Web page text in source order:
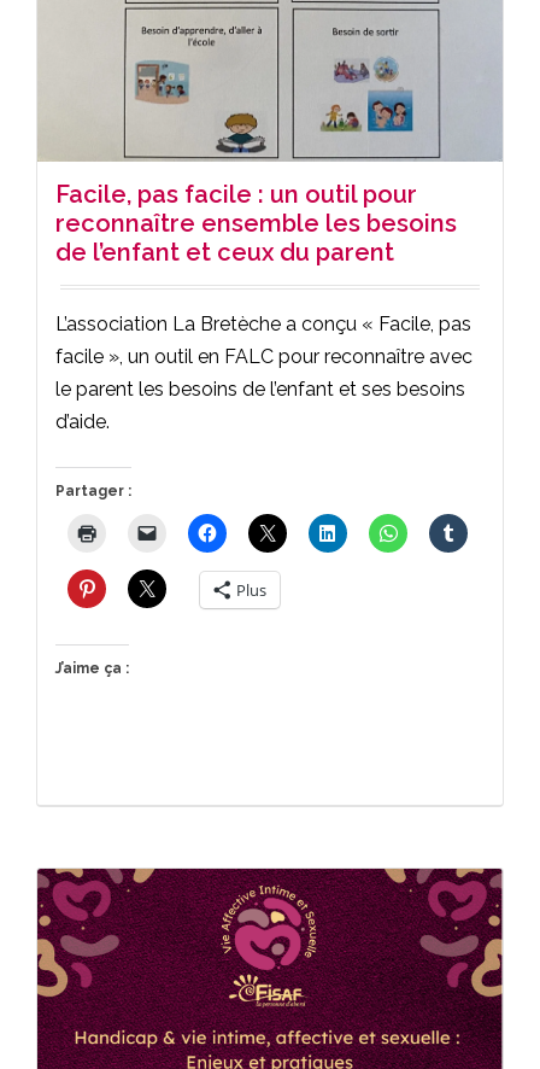
Facile, pas facile : un outil pour
reconnaître ensemble les besoins
de l’enfant et ceux du parent
L’association La Bretèche a conçu « Facile, pas
facile », un outil en FALC pour reconnaître avec
le parent les besoins de l’enfant et ses besoins
d’aide.
Partager :
Plus
J’aime ça :